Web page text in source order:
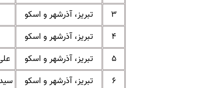
۳
تبریز، آذرشهر و اسکو
۴
تبریز، آذرشهر و اسکو
۵
تبریز، آذرشهر و اسکو
۶
تبریز، آذرشهر و اسکو